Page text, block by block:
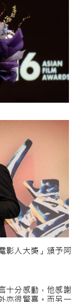
影人大獎」頒予阿
十分感動，他感謝